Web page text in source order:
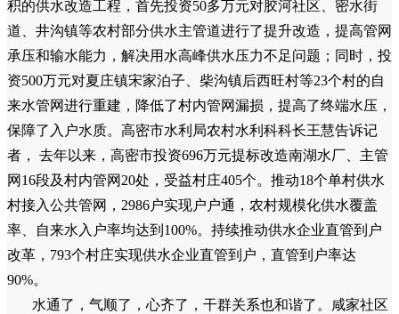
积的供水改造工程，首先投资50多万元对胶河社区、密水街
道、井沟镇等农村部分供水主管道进行了提升改造，提高管网
承压和输水能力，解决用水高峰供水压力不足问题；同时，投
资500万元对夏庄镇宋家泊子、柴沟镇后西旺村等23个村的自
来水管网进行重建，降低了村内管网漏损，提高了终端水压，
保障了入户水质。高密市水利局农村水利科科长王慧告诉记
者， 去年以来，高密市投资696万元提标改造南湖水厂、主管
网16段及村内管网20处，受益村庄405个。推动18个单村供水
村接入公共管网，2986户实现户户通，农村规模化供水覆盖
率、自来水入户率均达到100%。持续推动供水企业直管到户
改革，793个村庄实现供水企业直管到户，直管到户率达
90%。
水通了，气顺了，心齐了，干群关系也和谐了。咸家社区